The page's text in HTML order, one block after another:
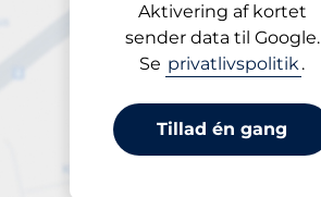
Aktivering af kortet
sender data til Google.
Se privatlivspolitik.
Tillad én gang